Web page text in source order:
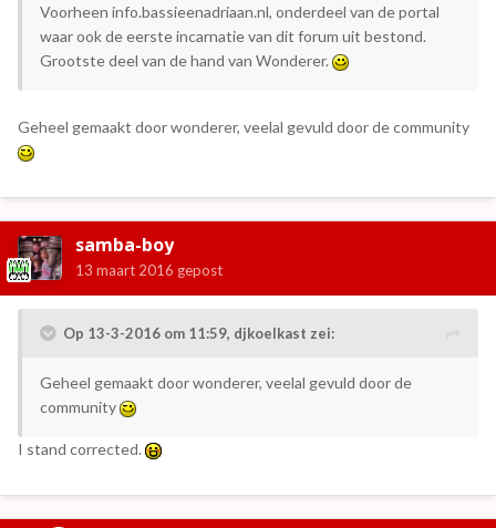
Voorheen info.bassieenadriaan.nl, onderdeel van de portal
waar ook de eerste incarnatie van dit forum uit bestond.
Grootste deel van de hand van Wonderer.
Geheel gemaakt door wonderer, veelal gevuld door de community
samba-boy
13 maart 2016 gepost
Op 13-3-2016 om 11:59, djkoelkast zei:
Geheel gemaakt door wonderer, veelal gevuld door de
community
I stand corrected.